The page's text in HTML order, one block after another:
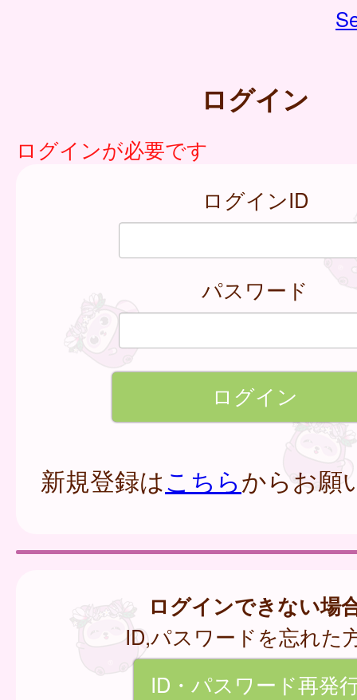
ログイン
ログインが必要です
ログインID
パスワード
新規登録はこちらからお願
ログインできない場
ID,パスワードを忘れた
ID・パスワード再発